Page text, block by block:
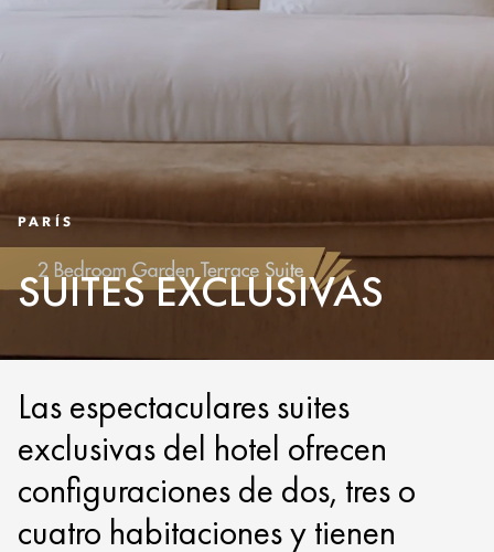
PARÍS
SUITES EXCLUSIVAS
Las espectaculares suites
exclusivas del hotel ofrecen
configuraciones de dos, tres o
cuatro habitaciones y tienen